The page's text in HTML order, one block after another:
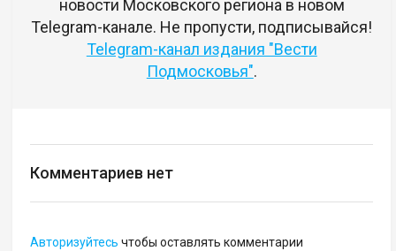
новости Московского региона в новом
Telegram-канале. Не пропусти, подписывайся!
Telegram-канал издания "Вести
Подмосковья".
Комментариев нет
Авторизуйтесь чтобы оставлять комментарии